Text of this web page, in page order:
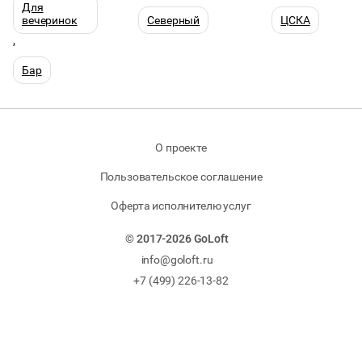
Для
вечеринок
,
Бар
Северный ЦСКА
О проекте
Пользовательское соглашение
Оферта исполнителю услуг
© 2017-2026 GoLoft
info@goloft.ru
+7 (499) 226-13-82